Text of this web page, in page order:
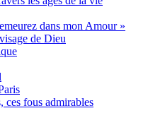
dans mon Amour »
de Dieu
ces fous admirables